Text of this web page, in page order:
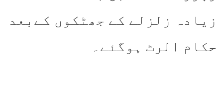
زیادہ زلزلے کے جھٹکوں کےبعد
حکام الرٹ ہوگئے۔